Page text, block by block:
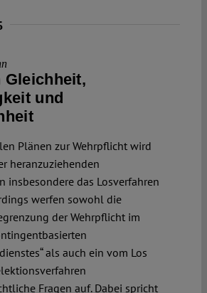
Gleichheit,
und
Plänen zur Wehrpflicht wird
heranzuziehenden
insbesondere das Losverfahren
werfen sowohl die
der Wehrpflicht im
als auch ein vom Los
Fragen auf. Dabei spricht